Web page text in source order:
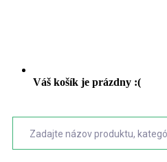
Váš košík je prázdny :(